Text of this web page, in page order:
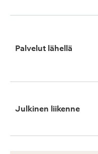
Palvelut lähellä
Julkinen liikenne